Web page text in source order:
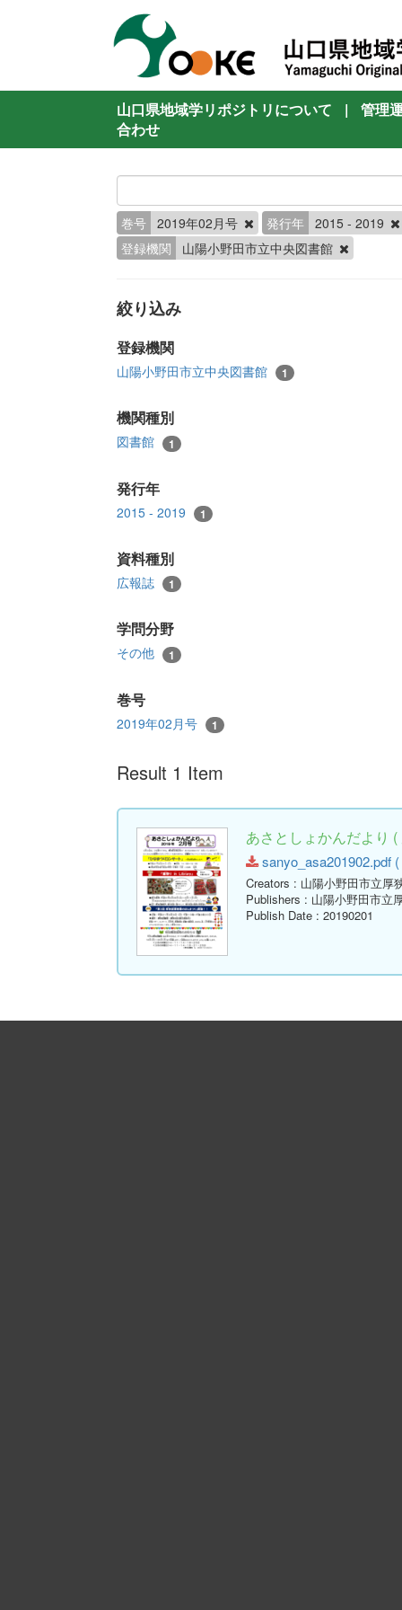
山口県地域学リポジトリについて |
管理
合わせ
巻号 2019年02月号 発行年 2015 - 2019
登録機関
山陽小野田市立中央図書館
絞り込み
登録機関
山陽小野田市立中央図書館 1
機関種別
図書館 1
発行年
2015 - 2019 1
資料種別
広報誌 1
学問分野
その他 1
巻号
2019年02月号 1
Result 1 Item
あさとしょかんだより
sanyo_asa201902.pdf
Creators : 山陽小野田市立厚
Publishers : 山陽小野田市立
Publish Date : 20190201